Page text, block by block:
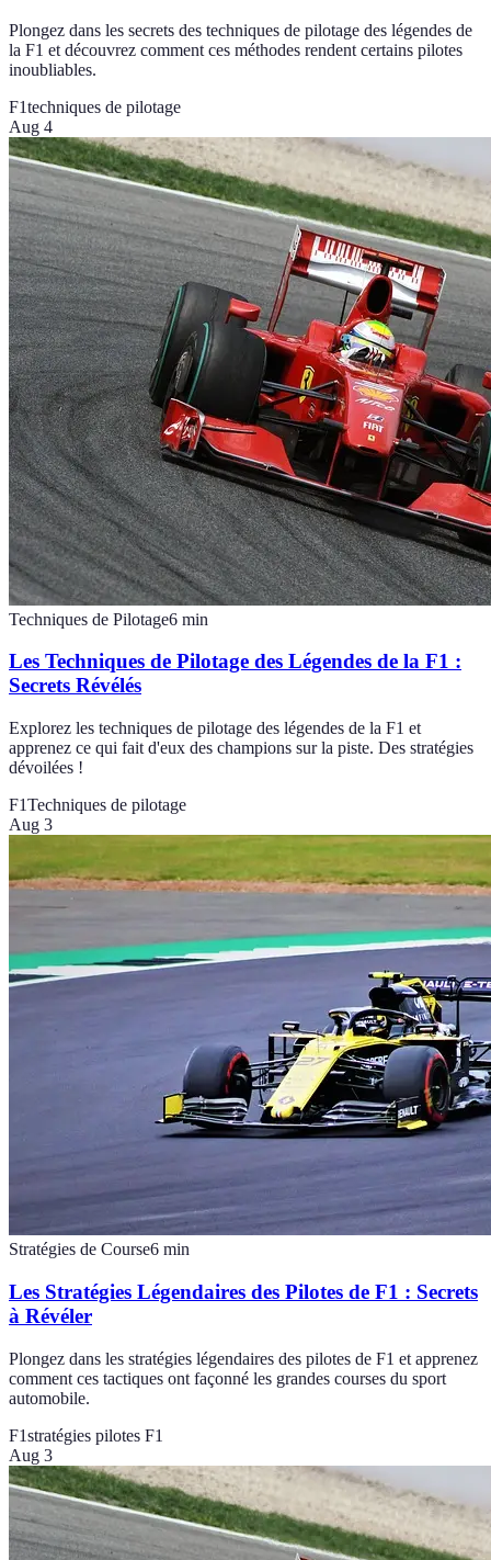
Plongez dans les secrets des techniques de pilotage des légendes de
la F1 et découvrez comment ces méthodes rendent certains pilotes
inoubliables.
F1techniques de pilotage
Aug 4
Techniques de Pilotage6 min
Les Techniques de Pilotage des Légendes de la F1 :
Secrets Révélés
Explorez les techniques de pilotage des légendes de la F1 et
apprenez ce qui fait d'eux des champions sur la piste. Des stratégies
dévoilées !
F1Techniques de pilotage
Aug 3
Stratégies de Course6 min
Les Stratégies Légendaires des Pilotes de F1 : Secrets
à Révéler
Plongez dans les stratégies légendaires des pilotes de F1 et apprenez
comment ces tactiques ont façonné les grandes courses du sport
automobile.
F1stratégies pilotes F1
Aug 3